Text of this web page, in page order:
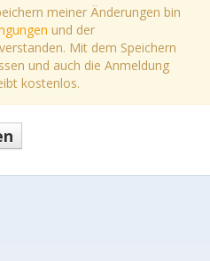
meiner Änderungen bin
und der
Mit dem Speichern
und auch die Anmeldung
kostenlos.